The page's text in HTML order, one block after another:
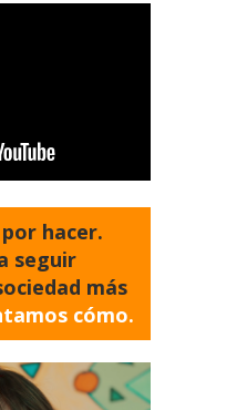
hacer.
seguir
más
cómo.